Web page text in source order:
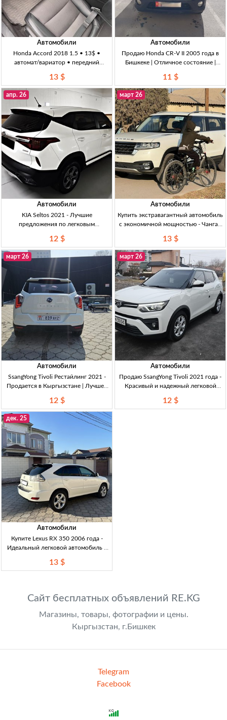
Автомобили
Honda Accord 2018 1.5 • 13$ •
автомат/вариатор • передний
Бишкеке Accord 2018, 1.5 бенз,
1500см3, вариатор (CVT), передний
привод FWD, руль слева, пробег
149000 км, о
13 $
Автомобили
Продаю Honda CR-V II 2005 года в
Бишкеке | Отличное состояние |
2.0л, авт., г.Бишке, в отличном
состоянии, 11,000 USD.
11 $
апр. 26
Автомобили
KIA Seltos 2021 - Лучшие
предложения по легковым
Seltos 2021, 1.6 дизель, автомат,
белый, весь фарш, срочно, 12,200
12 $
март 26
Автомобили
Купить экстравагантный автомобиль
с экономичной мощностью - Чанган
150 л.с., экономичный расход,
растаможен, хорошая подвеска для
города и бездо
13 $
март 26
Автомобили
SsangYong Tivoli Рестайлинг 2021 -
Продается в Кыргызстане | Лучшее
бензин 1.5, 167км, свежепригн.,
растаможен. Цена: 12400$.
12 $
март 26
Автомобили
Продаю SsangYong Tivoli 2021 года -
Красивый и надежный легковой
SsangYong Tivoli 2021, 1.5L, бензин,
12 $
дек. 25
Автомобили
Купите Lexus RX 350 2006 года -
Идеальный легковой автомобиль в
2006г. Объем двигателя 3.5, белый
13 $
Сайт бесплатных объявлений RE.KG
Магазины, товары, фотографии и цены.
Кыргызстан, г.Бишкек
Telegram
Facebook